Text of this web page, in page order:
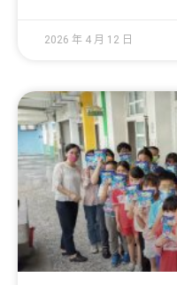
2026 年 4 月 12 日